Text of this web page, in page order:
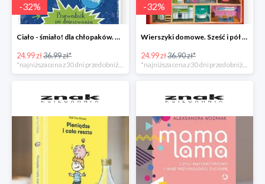
-32%
Ciało - śmiało! dla chłopaków. Przewodnik po dojrzewaniu -32%
24.99 zł36.99 zł*
*najniższa cena z 30 dni przed obniżką
-32%
Wierszyki domowe. Sześć i pół tuzinka wierszyków Rusinka -32%
24.99 zł36.90 zł*
*najniższa cena z 30 dni przed obniżką